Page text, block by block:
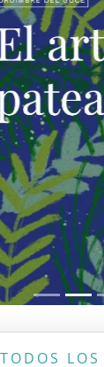
TODOS